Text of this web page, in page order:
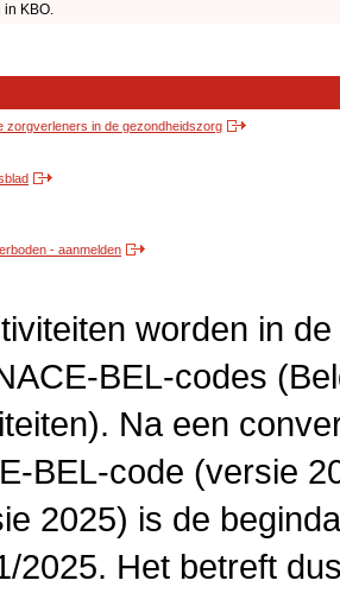
KBO.
zorgverleners in de gezondheidszorg
- aanmelden
worden in
BEL-codes
Na een
BEL-code (versie
2025) is de
2025. Het betreft